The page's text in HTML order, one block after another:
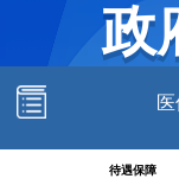
政
待遇保障